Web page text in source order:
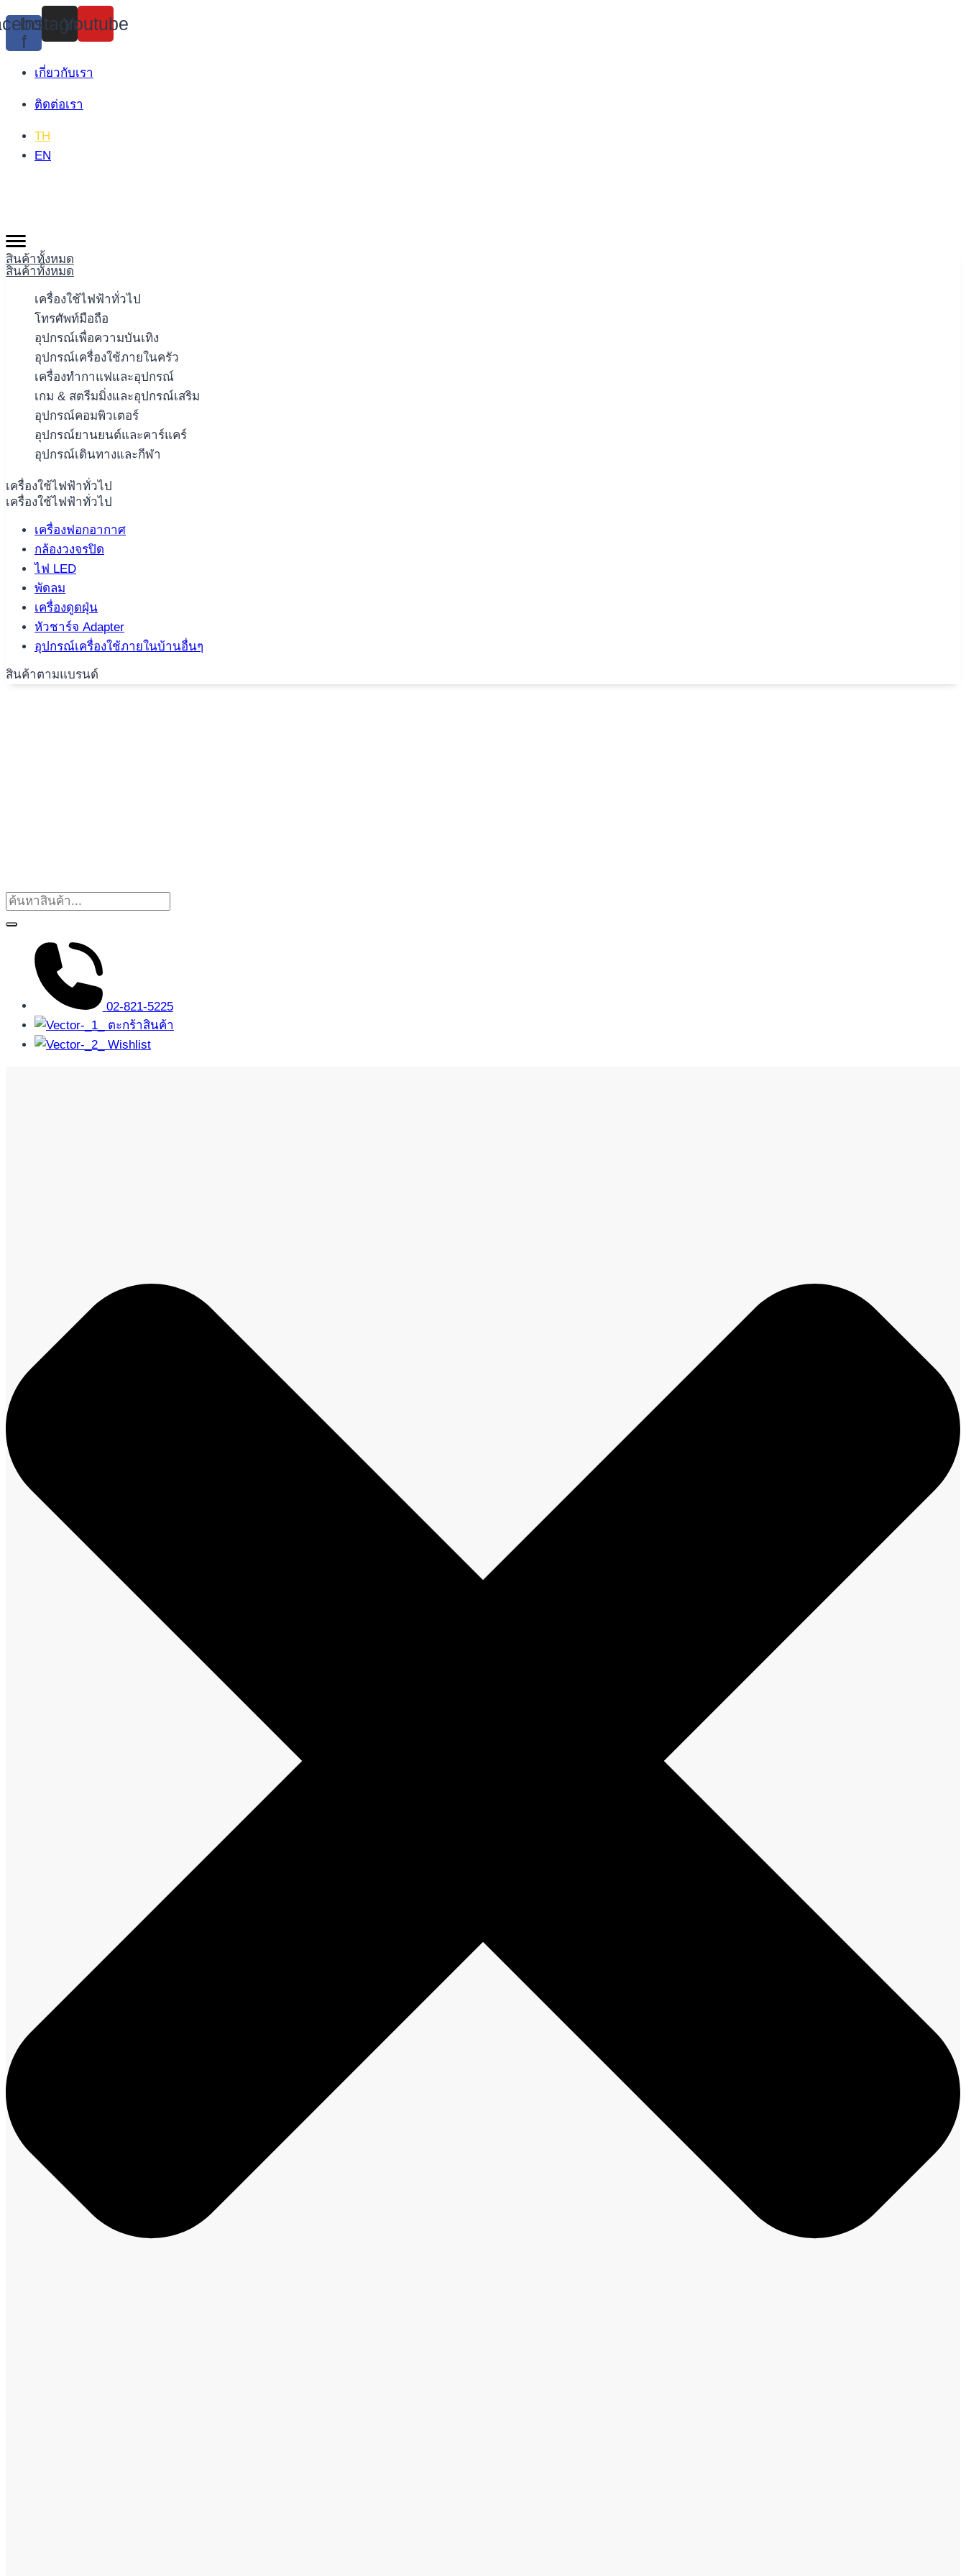
Skip
to
content
f
Instagram
Youtube
เกี่ยวกับเรา
ติดต่อเรา
TH
EN
สินค้าทั้งหมด
สินค้าทั้งหมด
เครื่องใช้ไฟฟ้าทั่วไป
โทรศัพท์มือถือ
อุปกรณ์เพื่อความบันเทิง
อุปกรณ์เครื่องใช้ภายในครัว
เครื่องทำกาแฟและอุปกรณ์
เกม & สตรีมมิ่งและอุปกรณ์เสริม
อุปกรณ์คอมพิวเตอร์
อุปกรณ์ยานยนต์และคาร์แคร์
อุปกรณ์เดินทางและกีฬา
เครื่องใช้ไฟฟ้าทั่วไป
เครื่องใช้ไฟฟ้าทั่วไป
เครื่องฟอกอากาศ
กล้องวงจรปิด
ไฟ LED
พัดลม
เครื่องดูดฝุ่น
หัวชาร์จ Adapter
อุปกรณ์เครื่องใช้ภายในบ้านอื่นๆ
สินค้าตามแบรนด์
02-821-5225
ตะกร้าสินค้า
Wishlist